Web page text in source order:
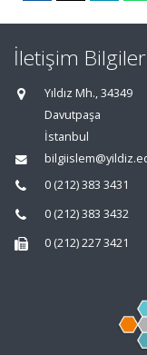
İletişim
Yıldız Mh., 34349
Davutpaşa
İstanbul
0 (212) 383 3431
0 (212) 383 3432
0 (212) 227 3421